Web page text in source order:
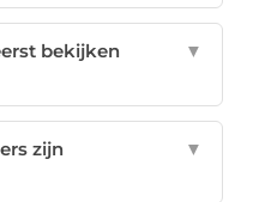
bekijken
▼
zijn
▼